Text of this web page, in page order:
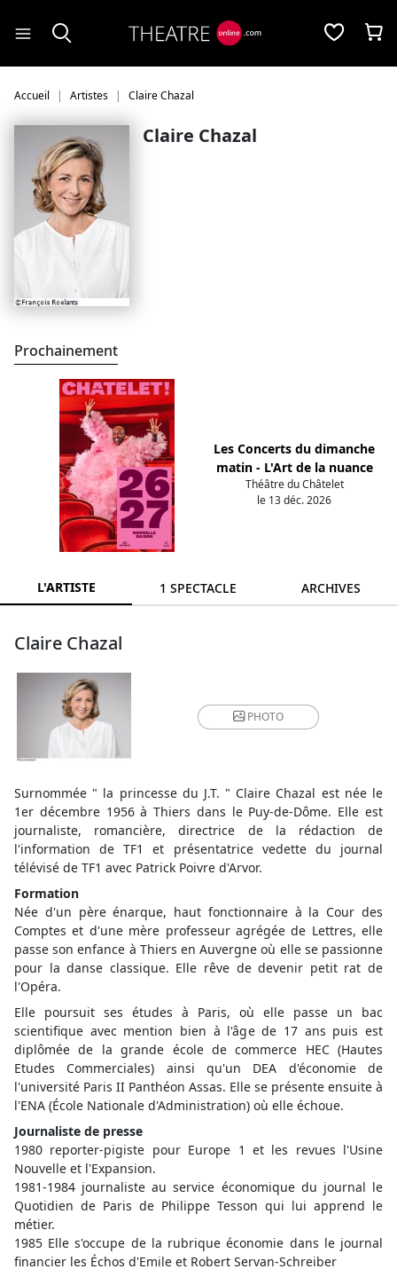
Accueil Artistes Claire Chazal
Claire Chazal
Prochainement
Les Concerts du dimanche
matin - L'Art de la nuance
Théâtre du Châtelet
le 13 déc. 2026
L'ARTISTE 1 SPECTACLE ARCHIVES
Claire Chazal
PHOTO
Surnommée " la princesse du J.T. " Claire Chazal est née le
1er décembre 1956 à Thiers dans le Puy-de-Dôme. Elle est
journaliste, romancière, directrice de la rédaction de
l'information de TF1 et présentatrice vedette du journal
télévisé de TF1 avec Patrick Poivre d'Arvor.
Formation
Née d'un père énarque, haut fonctionnaire à la Cour des
Comptes et d'une mère professeur agrégée de Lettres, elle
passe son enfance à Thiers en Auvergne où elle se passionne
pour la danse classique. Elle rêve de devenir petit rat de
l'Opéra.
Elle poursuit ses études à Paris, où elle passe un bac
scientifique avec mention bien à l'âge de 17 ans puis est
diplômée de la grande école de commerce HEC (Hautes
Etudes Commerciales) ainsi qu'un DEA d'économie de
l'université Paris II Panthéon Assas. Elle se présente ensuite à
l'ENA (École Nationale d'Administration) où elle échoue.
Journaliste de presse
1980 reporter-pigiste pour Europe 1 et les revues l'Usine
Nouvelle et l'Expansion.
1981-1984 journaliste au service économique du journal le
Quotidien de Paris de Philippe Tesson qui lui apprend le
métier.
1985 Elle s'occupe de la rubrique économie dans le journal
financier les Échos d'Emile et Robert Servan-Schreiber